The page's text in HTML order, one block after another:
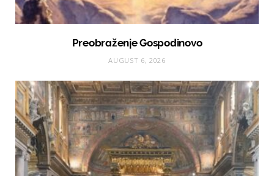
Preobraženje Gospodinovo
AUGUST 6, 2026